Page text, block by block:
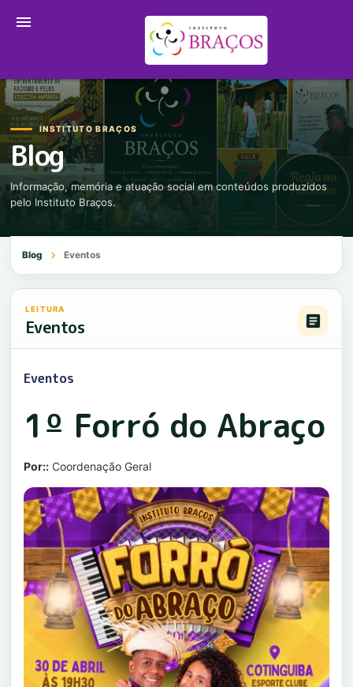
menu
INSTITUTO BRAÇOS
Blog
Informação, memória e atuação social em conteúdos produzidos
pelo Instituto Braços.
Blog chevron_right Eventos
LEITURA
Eventos article
Eventos
1º Forró do Abraço
Por:: Coordenação Geral